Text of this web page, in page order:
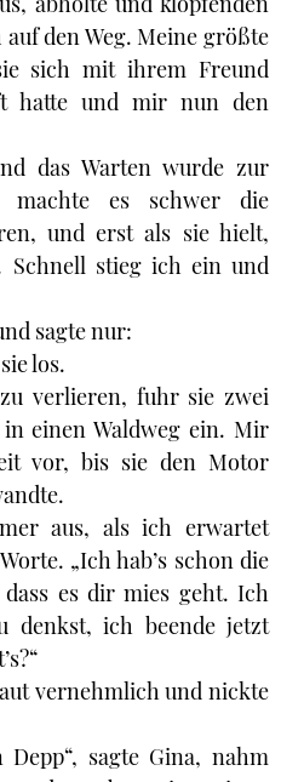
den Weg. Meine größte
sich mit ihrem Freund
hatte und mir nun den
das Warten wurde zur
machte es schwer die
und erst als sie hielt,
Schnell stieg ich ein und
sagte nur:
los.
verlieren, fuhr sie zwei
einen Waldweg ein. Mir
vor, bis sie den Motor
aus, als ich erwartet
„Ich hab’s schon die
es dir mies geht. Ich
denkst, ich beende jetzt
vernehmlich und nickte
sagte Gina, nahm